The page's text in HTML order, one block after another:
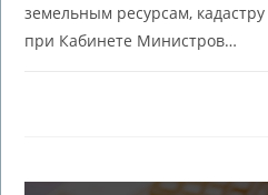
земельным ресурсам,
при Кабинете Министров…